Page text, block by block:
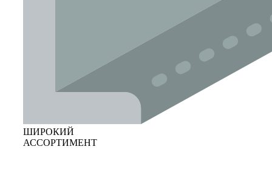
ШИРОКИЙ
АССОРТИМЕНТ